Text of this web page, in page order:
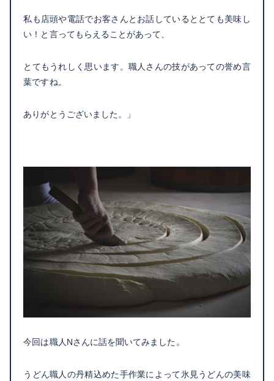
私も店頭や電話でお客さんとお話しているととても美味し
い！と言ってもらえることがあって、
とてもうれしく思います。職人さんの技があっての誉め言
葉ですね。
ありがとうございました。」
今回は職人Nさんに話を聞いてみました。
うどん職人の丹精込めた手作業によって氷見うどんの美味